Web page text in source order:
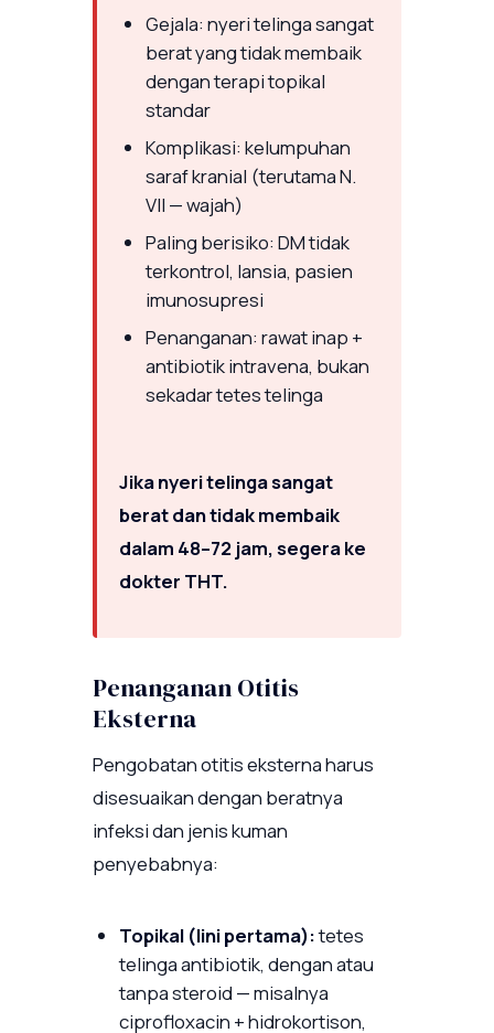
Gejala: nyeri telinga sangat
berat yang tidak membaik
dengan terapi topikal
standar
Komplikasi: kelumpuhan
saraf kranial (terutama N.
VII — wajah)
Paling berisiko: DM tidak
terkontrol, lansia, pasien
imunosupresi
Penanganan: rawat inap +
antibiotik intravena, bukan
sekadar tetes telinga
Jika nyeri telinga sangat
berat dan tidak membaik
dalam 48–72 jam, segera ke
dokter THT.
Penanganan Otitis
Eksterna
Pengobatan otitis eksterna harus
disesuaikan dengan beratnya
infeksi dan jenis kuman
penyebabnya:
Topikal (lini pertama):tetes
telinga antibiotik, dengan atau
tanpa steroid — misalnya
ciprofloxacin + hidrokortison,